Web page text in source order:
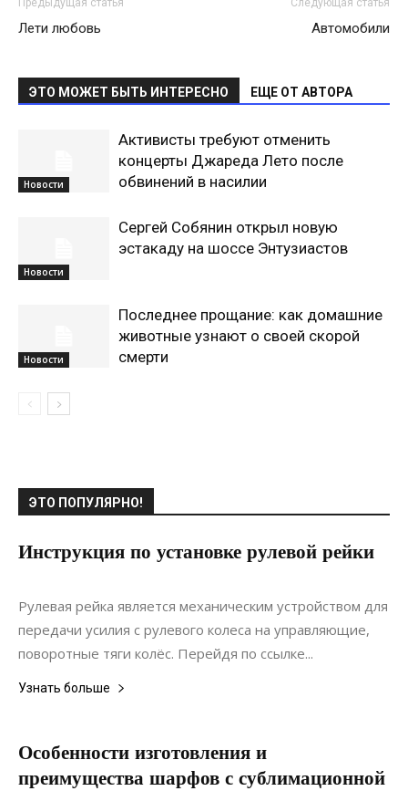
Предыдущая статья
Лети любовь
Следующая статья
Автомобили
ЭТО МОЖЕТ БЫТЬ ИНТЕРЕСНО ЕЩЕ ОТ АВТОРА
Новости
Активисты требуют отменить
концерты Джареда Лето после
обвинений в насилии
Новости
Сергей Собянин открыл новую
эстакаду на шоссе Энтузиастов
Новости
Последнее прощание: как домашние
животные узнают о своей скорой
смерти
ЭТО ПОПУЛЯРНО!
Инструкция по установке рулевой рейки
07.02.2020 0
Рулевая рейка является механическим устройством для
передачи усилия с рулевого колеса на управляющие,
поворотные тяги колёс. Перейдя по ссылке...
Узнать больше
Особенности изготовления и
преимущества шарфов с сублимационной